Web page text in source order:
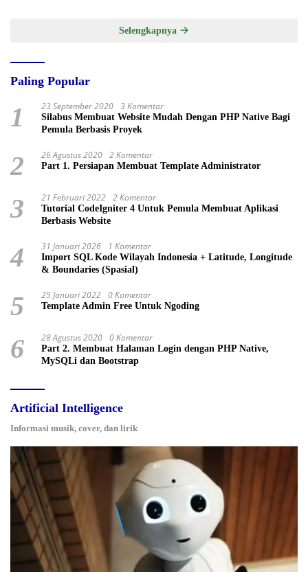
Selengkapnya
Paling Popular
1 23 September 2020 3 Komentar
Silabus Membuat Website Mudah Dengan PHP Native Bagi
Pemula Berbasis Proyek
2 26 Agustus 2020 2 Komentar
Part 1. Persiapan Membuat Template Administrator
3 21 Februari 2022 2 Komentar
Tutorial CodeIgniter 4 Untuk Pemula Membuat Aplikasi
Berbasis Website
4 31 Januari 2026 1 Komentar
Import SQL Kode Wilayah Indonesia + Latitude, Longitude
& Boundaries (Spasial)
5 25 Januari 2022 0 Komentar
Template Admin Free Untuk Ngoding
6 28 Agustus 2020 0 Komentar
Part 2. Membuat Halaman Login dengan PHP Native,
MySQLi dan Bootstrap
Artificial Intelligence
Informasi musik, cover, dan lirik